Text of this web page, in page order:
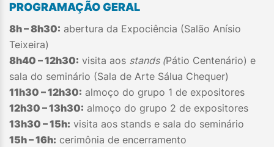
PROGRAMAÇÃO GERAL
8h – 8h30: abertura da Expociência (Salão Anísio
Teixeira)
8h40 – 12h30: visita aos stands (Pátio Centenário) e
sala do seminário (Sala de Arte Sálua Chequer)
11h30 – 12h30: almoço do grupo 1 de expositores
12h30 – 13h30: almoço do grupo 2 de expositores
13h30 – 15h: visita aos stands e sala do seminário
15h – 16h: cerimônia de encerramento